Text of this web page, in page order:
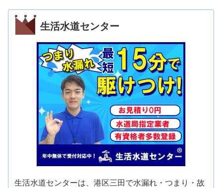
生活水道センター
生活水道センターは、港区三田で水漏れ・つまり・故